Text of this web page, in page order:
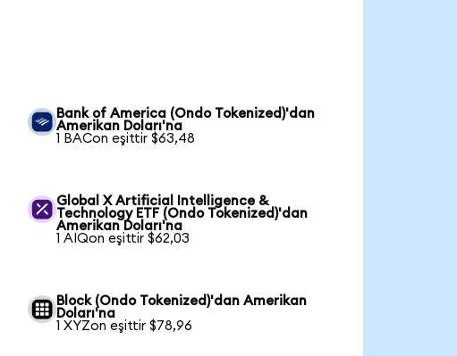
Bank of America (Ondo Tokenized)'dan
Amerikan Doları'na
1 BACon eşittir $63,48
Global X Artificial Intelligence &
Technology ETF (Ondo Tokenized)'dan
Amerikan Doları'na
1 AIQon eşittir $62,03
Block (Ondo Tokenized)'dan Amerikan
Doları'na
1 XYZon eşittir $78,96